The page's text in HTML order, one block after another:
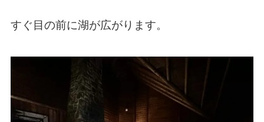
すぐ目の前に湖が広がります。